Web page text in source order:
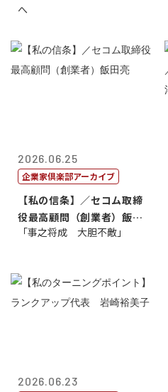
へ
2026.06.25
企業家倶楽部アーカイブ
【私の信条】／セコム取締
役最高顧問（創業者）飯田
亮
「事之将成 大胆不敵」
2026.06.23